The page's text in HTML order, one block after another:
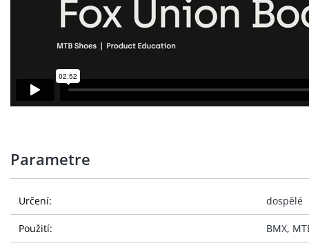
Parametre
Určení: dospělé
Použití: BMX,